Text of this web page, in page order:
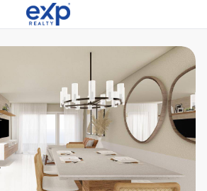
de apartamentos en venta con